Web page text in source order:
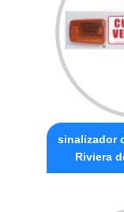
sinalizador
Riviera